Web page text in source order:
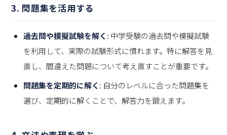
3. 問題集を活用する
過去問や模擬試験を解く : 中学受験の過去問や模擬試験
を利用して、実際の試験形式に慣れます。特に解答を見
直し、間違えた問題について考え直すことが重要です。
問題集を定期的に解く : 自分のレベルに合った問題集を
選び、定期的に解くことで、解答力を鍛えます。